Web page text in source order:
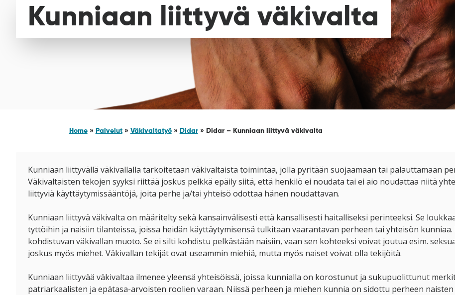
Kunniaan liittyvä väkivalta
Home» Palvelut» Väkivaltatyö» Didar» Didar – Kunniaan liittyvä väkivalta
Kunniaan liittyvällä väkivallalla tarkoitetaan väkivaltaista toimintaa, jolla pyritään suojaamaan tai palauttamaan
Väkivaltaisten tekojen syyksi riittää joskus pelkkä epäily siitä, että henkilö ei noudata tai ei aio noudattaa niitä
liittyviä käyttäytymissääntöjä, joita perhe ja/tai yhteisö odottaa hänen noudattavan.
Kunniaan liittyvä väkivalta on määritelty sekä kansainvälisesti että kansallisesti haitalliseksi perinteeksi. Se
tyttöihin ja naisiin tilanteissa, joissa heidän käyttäytymisensä tulkitaan vaarantavan perheen tai yhteisön
kohdistuvan väkivallan muoto. Se ei silti kohdistu pelkästään naisiin, vaan sen kohteeksi voivat joutua esim.
joskus myös miehet. Väkivallan tekijät ovat useammin miehiä, mutta myös naiset voivat olla tekijöitä.
Kunniaan liittyvää väkivaltaa ilmenee yleensä yhteisöissä, joissa kunnialla on korostunut ja sukupuolittunut
patriarkaalisten ja epätasa-arvoisten roolien varaan. Niissä perheen ja miehen kunnia on sidottu perheen